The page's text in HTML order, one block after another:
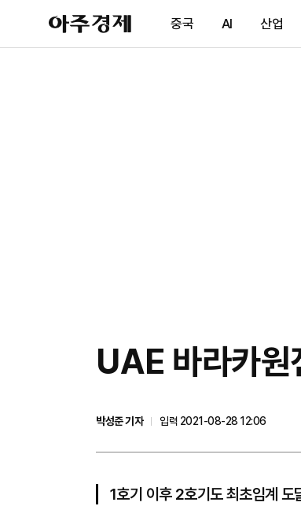
아
주
제
중국 AI 산업
UAE 바라카원
박성준 기자
입력 2021-08-28 12:06
1호기 이후 2호기도 최초임계 도